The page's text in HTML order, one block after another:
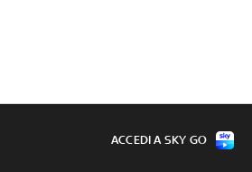
ACCEDI A SKY GO